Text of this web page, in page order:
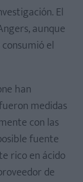
El
aunque
el
han
medidas
con las
fuente
rico en ácido
de